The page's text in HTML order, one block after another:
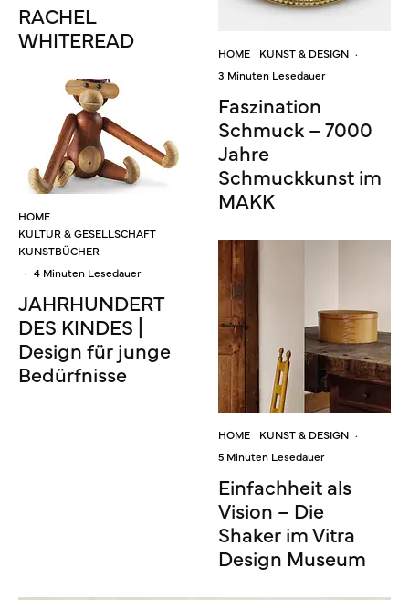
RACHEL
WHITEREAD
HOME
KULTUR & GESELLSCHAFT
KUNSTBÜCHER
· 4 Minuten Lesedauer
JAHRHUNDERT
DES KINDES |
Design für junge
Bedürfnisse
HOME KUNST & DESIGN ·
3 Minuten Lesedauer
Faszination
Schmuck – 7000
Jahre
Schmuckkunst im
MAKK
HOME KUNST & DESIGN ·
5 Minuten Lesedauer
Einfachheit als
Vision – Die
Shaker im Vitra
Design Museum